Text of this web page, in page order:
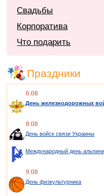
Свадьбы
Корпоратива
Что подарить
Праздники
6.08
День железнодорожных
8.08
День войск связи Украины
Международный день
9.08
День физкультурника